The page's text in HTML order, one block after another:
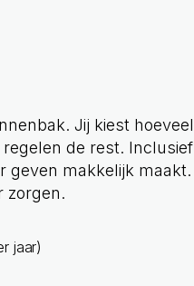
Jij kiest hoeveel
de rest. Inclusief
geven makkelijk maakt.
zorgen.
jaar)